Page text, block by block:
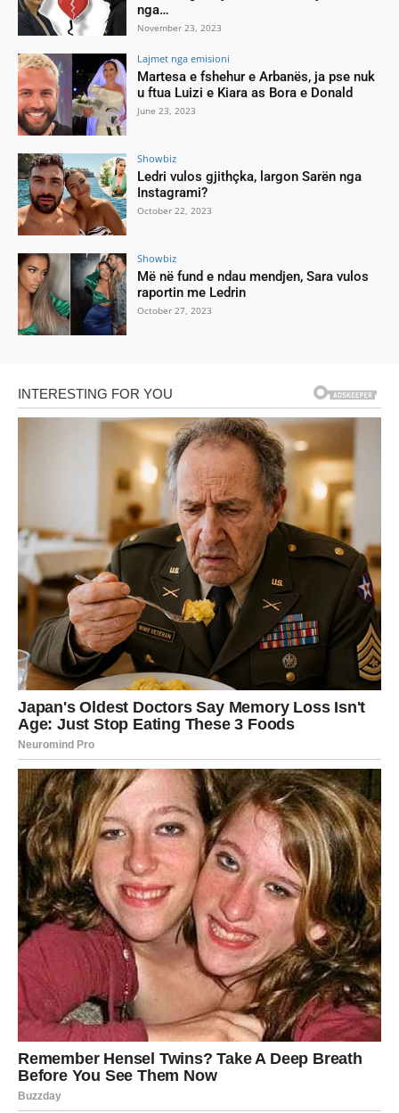
nga…
November 23, 2023
Lajmet nga emisioni
Martesa e fshehur e Arbanës, ja pse nuk
u ftua Luizi e Kiara as Bora e Donald
June 23, 2023
Showbiz
Ledri vulos gjithçka, largon Sarën nga
Instagrami?
October 22, 2023
Showbiz
Më në fund e ndau mendjen, Sara vulos
raportin me Ledrin
October 27, 2023